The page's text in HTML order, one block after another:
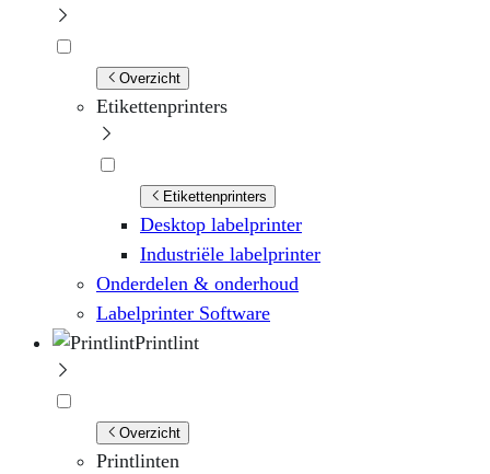
Overzicht
Etikettenprinters
Etikettenprinters
Desktop labelprinter
Industriële labelprinter
Onderdelen & onderhoud
Labelprinter Software
Printlint
Overzicht
Printlinten